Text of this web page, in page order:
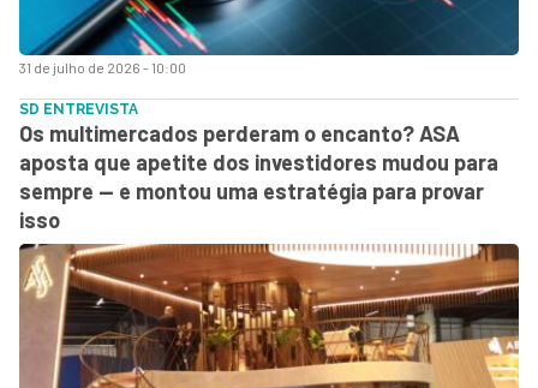
31 de julho de 2026 - 10:00
SD ENTREVISTA
Os multimercados perderam o encanto? ASA
aposta que apetite dos investidores mudou para
sempre — e montou uma estratégia para provar
isso